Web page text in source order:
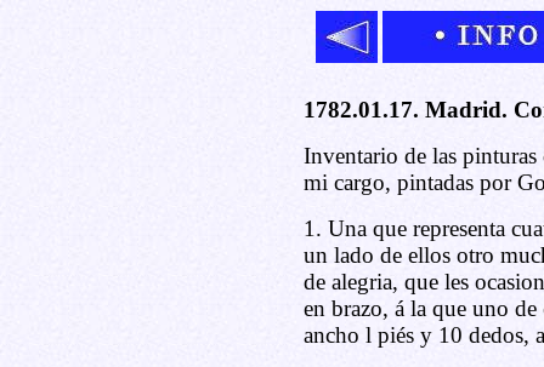
1782.01.17. Madrid.
Inventario de las pinturas
mi cargo, pintadas por
1. Una que representa
un lado de ellos otro
de alegria, que les
en brazo, á la que uno
ancho l piés y 10 dedos,